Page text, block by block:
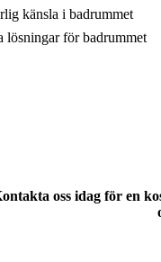
känsla i badrummet
lösningar för badrummet
oss idag för en